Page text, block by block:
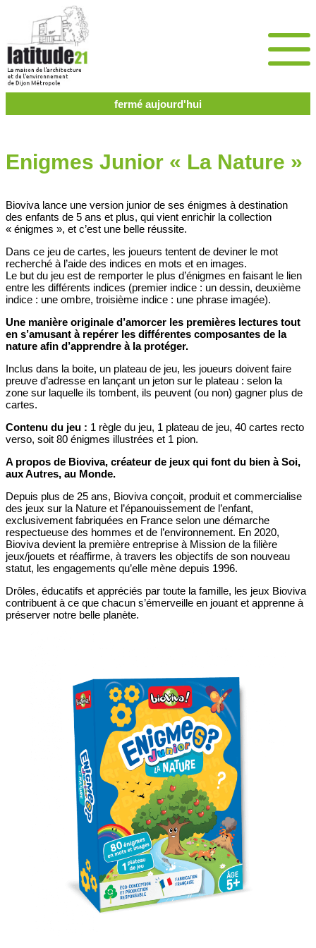
fermé aujourd'hui
Enigmes Junior « La Nature »
Bioviva lance une version junior de ses énigmes à destination
des enfants de 5 ans et plus, qui vient enrichir la collection
« énigmes », et c’est une belle réussite.
Dans ce jeu de cartes, les joueurs tentent de deviner le mot
recherché à l’aide des indices en mots et en images.
Le but du jeu est de remporter le plus d’énigmes en faisant le lien
entre les différents indices (premier indice : un dessin, deuxième
indice : une ombre, troisième indice : une phrase imagée).
Une manière originale d’amorcer les premières lectures tout
en s’amusant à repérer les différentes composantes de la
nature afin d’apprendre à la protéger.
Inclus dans la boite, un plateau de jeu, les joueurs doivent faire
preuve d’adresse en lançant un jeton sur le plateau : selon la
zone sur laquelle ils tombent, ils peuvent (ou non) gagner plus de
cartes.
Contenu du jeu : 1 règle du jeu, 1 plateau de jeu, 40 cartes recto
verso, soit 80 énigmes illustrées et 1 pion.
A propos de Bioviva, créateur de jeux qui font du bien à Soi,
aux Autres, au Monde.
Depuis plus de 25 ans, Bioviva conçoit, produit et commercialise
des jeux sur la Nature et l’épanouissement de l’enfant,
exclusivement fabriquées en France selon une démarche
respectueuse des hommes et de l’environnement. En 2020,
Bioviva devient la première entreprise à Mission de la filière
jeux/jouets et réaffirme, à travers les objectifs de son nouveau
statut, les engagements qu’elle mène depuis 1996.
Drôles, éducatifs et appréciés par toute la famille, les jeux Bioviva
contribuent à ce que chacun s’émerveille en jouant et apprenne à
préserver notre belle planète.